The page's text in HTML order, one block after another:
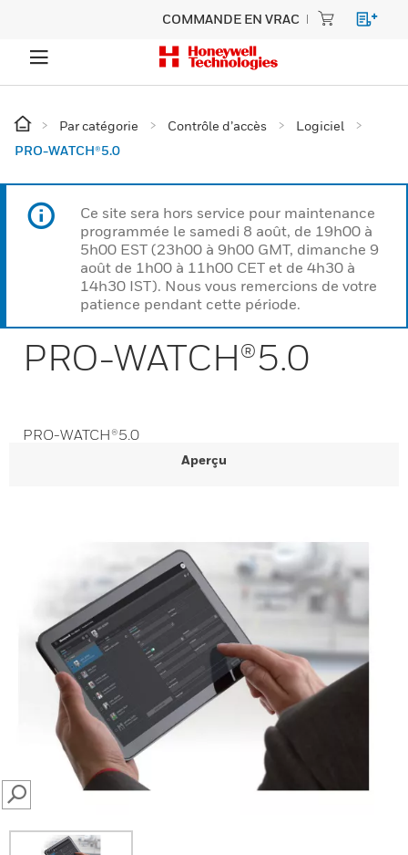
COMMANDE EN VRAC
Par catégorie Contrôle d’accès
Logiciel
PRO-WATCH®5.0
Ce site sera hors service pour maintenance
programmée le samedi 8 août, de 19h00 à
5h00 EST (23h00 à 9h00 GMT, dimanche 9
août de 1h00 à 11h00 CET et de 4h30 à
14h30 IST). Nous vous remercions de votre
patience pendant cette période.
PRO-WATCH®5.0
PRO-WATCH®5.0
Aperçu
SEARCH